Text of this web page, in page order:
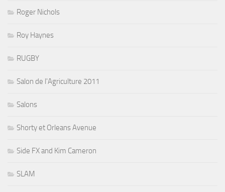
Roger Nichols
Roy Haynes
RUGBY
Salon de l'Agriculture 2011
Salons
Shorty et Orleans Avenue
Side FX and Kim Cameron
SLAM